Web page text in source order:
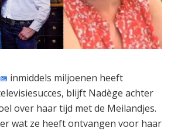
inmiddels miljoenen heeft
blijft Nadège achter
over haar tijd met de Meilandjes.
wat ze heeft ontvangen voor haar